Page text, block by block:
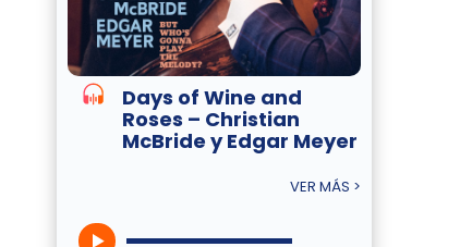
Days of Wine and
Roses – Christian
McBride y Edgar Meyer
VER MÁS >